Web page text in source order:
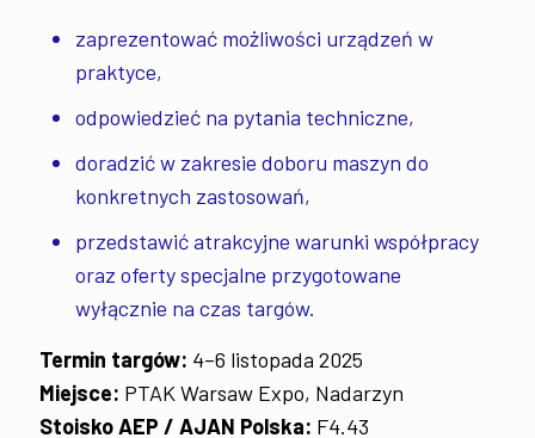
zaprezentować możliwości urządzeń w
praktyce,
odpowiedzieć na pytania techniczne,
doradzić w zakresie doboru maszyn do
konkretnych zastosowań,
przedstawić atrakcyjne warunki współpracy
oraz oferty specjalne przygotowane
wyłącznie na czas targów.
Termin targów: 4–6 listopada 2025
Miejsce: PTAK Warsaw Expo, Nadarzyn
Stoisko AEP / AJAN Polska: F4.43